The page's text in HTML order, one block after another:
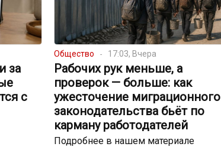
за
с
Общество 17:03, Вчера
Рабочих рук меньше, а
проверок — больше: как
ужесточение миграционного
законодательства бьёт по
карману работодателей
Подробнее в нашем материале